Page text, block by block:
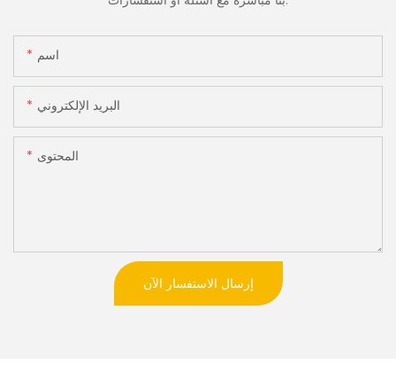
اسم
البريد الإلكتروني
المحتوى
إرسال الاستفسار الآن